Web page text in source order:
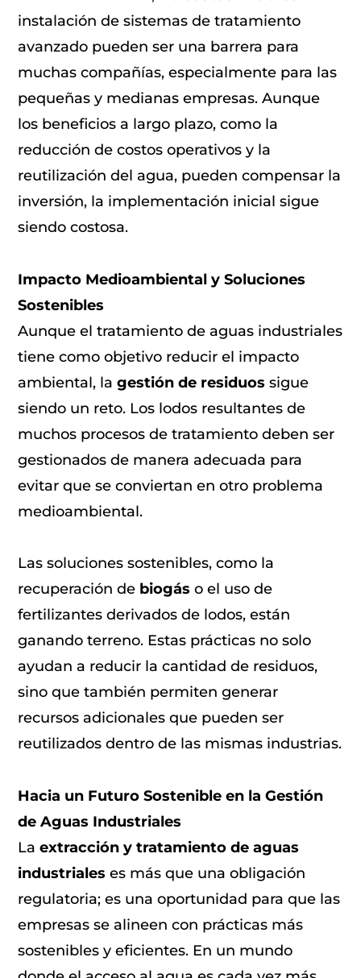
instalación de sistemas de tratamiento
avanzado pueden ser una barrera para
muchas compañías, especialmente para las
pequeñas y medianas empresas. Aunque
los beneficios a largo plazo, como la
reducción de costos operativos y la
reutilización del agua, pueden compensar la
inversión, la implementación inicial sigue
siendo costosa.
Impacto Medioambiental y Soluciones
Sostenibles
Aunque el tratamiento de aguas industriales
tiene como objetivo reducir el impacto
ambiental, lagestión de residuos sigue
siendo un reto. Los lodos resultantes de
muchos procesos de tratamiento deben ser
gestionados de manera adecuada para
evitar que se conviertan en otro problema
medioambiental.
Las soluciones sostenibles, como la
recuperación de biogás o el uso de
fertilizantes derivados de lodos, están
ganando terreno. Estas prácticas no solo
ayudan a reducir la cantidad de residuos,
sino que también permiten generar
recursos adicionales que pueden ser
reutilizados dentro de las mismas industrias.
Hacia un Futuro Sostenible en la Gestión
de Aguas Industriales
Laextracción y tratamiento de aguas
industriales es más que una obligación
regulatoria; es una oportunidad para que las
empresas se alineen con prácticas más
sostenibles y eficientes. En un mundo